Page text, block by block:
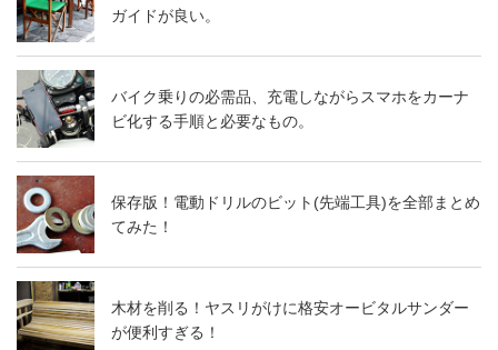
ガイドが良い。
バイク乗りの必需品、充電しながらスマホをカーナ
ビ化する手順と必要なもの。
保存版！電動ドリルのビット(先端工具)を全部まとめ
てみた！
木材を削る！ヤスリがけに格安オービタルサンダー
が便利すぎる！